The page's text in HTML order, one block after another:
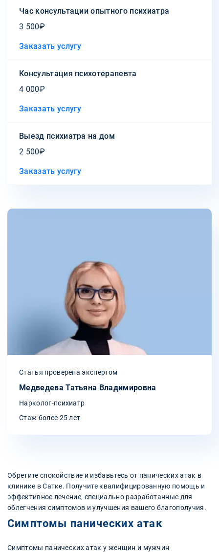
Час консультации опытного психиатра
3 500₽
Заказать услугу
Консультация психотерапевта
4 000₽
Заказать услугу
Выезд психиатра на дом
2 500₽
Заказать услугу
Статья проверена экспертом
Медведева Татьяна Владимировна
Нарколог-психиатр
Стаж более 25 лет
Обретите спокойствие и избавьтесь от панических атак в
клинике в Сатке. Получите квалифицированную помощь и
эффективное лечение, специально разработанные для
облегчения симптомов и улучшения вашего благополучия.
Симптомы панических атак
Симптомы панических атак у женщин и мужчин